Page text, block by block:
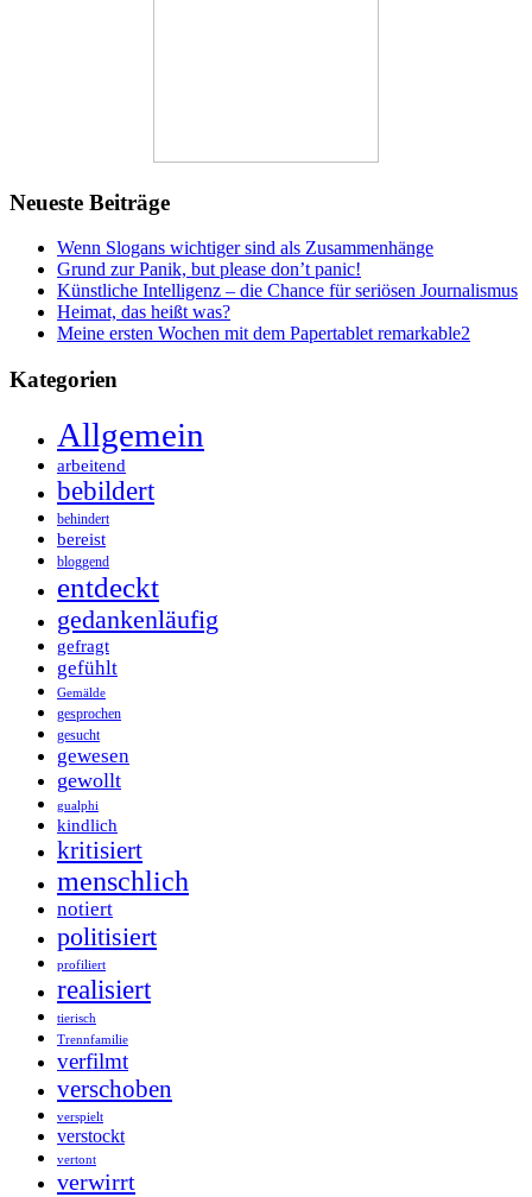
Neueste Beiträge
Wenn Slogans wichtiger sind als Zusammenhänge
Grund zur Panik, but please don’t panic!
Künstliche Intelligenz – die Chance für seriösen Journalismus
Heimat, das heißt was?
Meine ersten Wochen mit dem Papertablet remarkable2
Kategorien
Allgemein
arbeitend
bebildert
behindert
bereist
bloggend
entdeckt
gedankenläufig
gefragt
gefühlt
Gemälde
gesprochen
gesucht
gewesen
gewollt
gualphi
kindlich
kritisiert
menschlich
notiert
politisiert
profiliert
realisiert
tierisch
Trennfamilie
verfilmt
verschoben
verspielt
verstockt
vertont
verwirrt